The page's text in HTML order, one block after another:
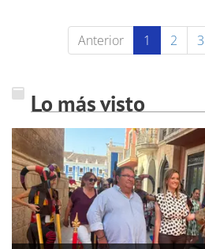
Anterior 1 2 3
Lo más visto